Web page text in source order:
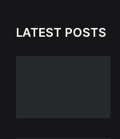
LATEST POSTS